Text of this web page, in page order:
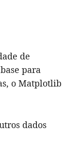
de
para
o Matplotlib
dados